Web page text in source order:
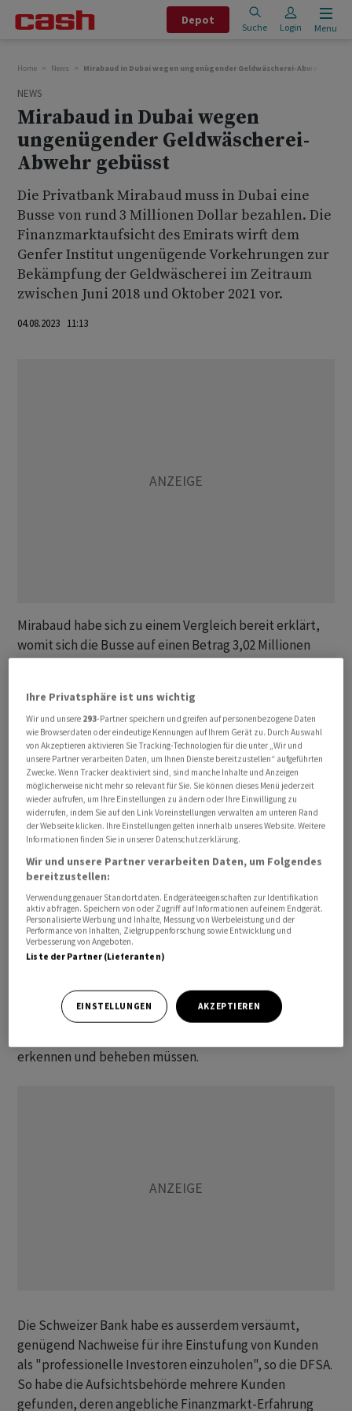
Depot
Suche Login Menu
Home News Mirabaud in Dubai wegen ungenügender Geldwäscherei-Abwehr
NEWS
Mirabaud in Dubai wegen
ungenügender Geldwäscherei-
Abwehr gebüsst
Die Privatbank Mirabaud muss in Dubai eine
Busse von rund 3 Millionen Dollar bezahlen. Die
Finanzmarktaufsicht des Emirats wirft dem
Genfer Institut ungenügende Vorkehrungen zur
Bekämpfung der Geldwäscherei im Zeitraum
zwischen Juni 2018 und Oktober 2021 vor.
04.08.2023 11:13
Mirabaud habe sich zu einem Vergleich bereit erklärt,
womit sich die Busse auf einen Betrag 3,02 Millionen
(DFSA) von Anfang August. Das Webportal "Inside
Paradeplatz" hatte am Freitag über die Busse berichtet.
Die Strafzahlung beinhalte auch die Einbehaltung von
Gewinnen in Höhe von 975'000 Dollar, die Mirabaud dank
den Verstössen in Form von Gebühren und Provisionen
erzielt habe, so die DFSA weiter.
Schwachstellen in der Geldwäscherei-Abwehr (Anti
Money Laundering AML) hätten zu Transaktionen von
neun miteinander verbundenen Kundenkonten
geführt, die zu einer Reihe von Warnsignalen bezüglich
Geldwäscherei-Verdacht ausgelöst hätten, so die DFSA.
Zwar habe die Behörde nicht feststellen können, dass
Dennoch hätten die Aktivitäten erhebliche
Schwachstellen in den Systemen und Kontrollen von
erkennen und beheben müssen.
Die Schweizer Bank habe es ausserdem versäumt,
genügend Nachweise für ihre Einstufung von Kunden
als "professionelle Investoren einzuholen", so die DFSA.
So habe die Aufsichtsbehörde mehrere Kunden
gefunden, deren angebliche Finanzmarkt-Erfahrung
Ihre Privatsphäre ist uns wichtig
Wir und unsere 293-Partner speichern und greifen auf personenbezogene Daten
wie Browserdaten oder eindeutige Kennungen auf Ihrem Gerät zu. Durch Auswahl
von Akzeptieren aktivieren Sie Tracking-Technologien für die unter „Wir und
unsere Partner verarbeiten Daten, um Ihnen Dienste bereitzustellen“ aufgeführten
Zwecke. Wenn Tracker deaktiviert sind, sind manche Inhalte und Anzeigen
möglicherweise nicht mehr so relevant für Sie. Sie können dieses Menü jederzeit
wieder aufrufen, um Ihre Einstellungen zu ändern oder Ihre Einwilligung zu
widerrufen, indem Sie auf den Link Voreinstellungen verwalten am unteren Rand
der Webseite klicken. Ihre Einstellungen gelten innerhalb unseres Website. Weitere
Informationen finden Sie in unserer Datenschutzerklärung.
Wir und unsere Partner verarbeiten Daten, um Folgendes
bereitzustellen:
Verwendung genauer Standortdaten. Endgeräteeigenschaften zur Identifikation
aktiv abfragen. Speichern von oder Zugriff auf Informationen auf einem Endgerät.
Personalisierte Werbung und Inhalte, Messung von Werbeleistung und der
Performance von Inhalten, Zielgruppenforschung sowie Entwicklung und
Verbesserung von Angeboten.
Liste der Partner (Lieferanten)
EINSTELLUNGEN AKZEPTIEREN